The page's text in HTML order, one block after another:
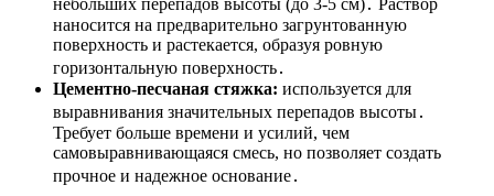
небольших перепадов высоты (до 3-5 см)․ Раствор
наносится на предварительно загрунтованную
поверхность и растекается, образуя ровную
горизонтальную поверхность․
Цементно-песчаная стяжка: используется для
выравнивания значительных перепадов высоты․
Требует больше времени и усилий, чем
самовыравнивающаяся смесь, но позволяет создать
прочное и надежное основание․